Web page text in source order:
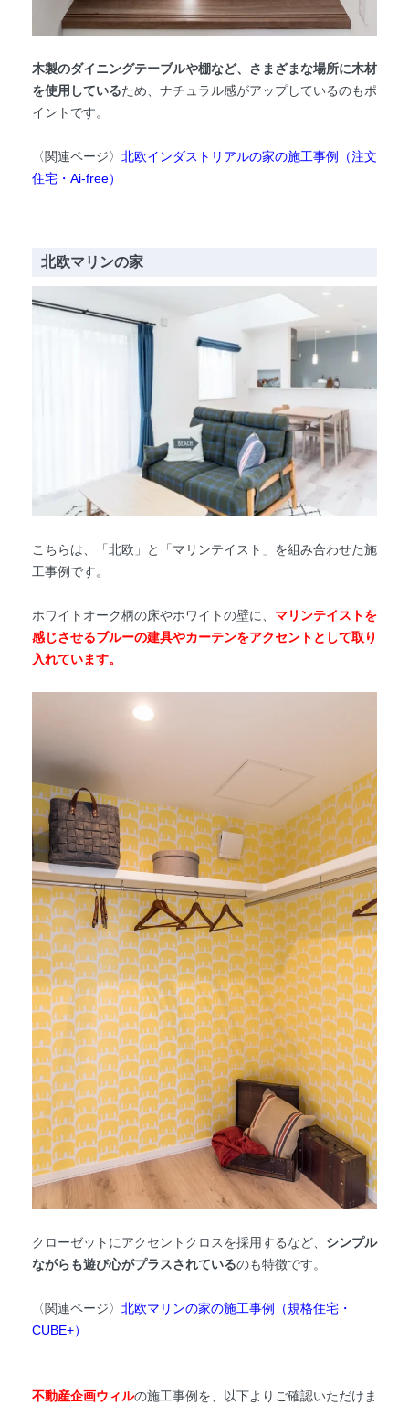
木製のダイニングテーブルや棚など、さまざまな場所に木材
を使用しているため、ナチュラル感がアップしているのもポ
イントです。
〈関連ページ〉 北欧インダストリアルの家の施工事例（注文
住宅・Ai-free）
北欧マリンの家
こちらは、「北欧」と「マリンテイスト」を組み合わせた施
工事例です。
ホワイトオーク柄の床やホワイトの壁に、 マリンテイストを
感じさせるブルーの建具やカーテンをアクセントとして取り
入れています。
クローゼットにアクセントクロスを採用するなど、 シンプル
ながらも遊び心がプラスされているのも特徴です。
〈関連ページ〉 北欧マリンの家の施工事例（規格住宅・
CUBE+）
不動産企画ウィルの施工事例を、以下よりご確認いただけま